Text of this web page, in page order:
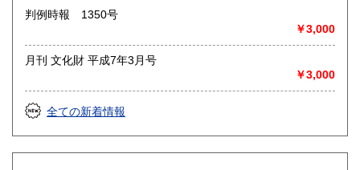
○出張買取は通常、東海圏のみ
※お売り頂ける本の量や質が見込める場合は関東〜近畿エリ
ア要相談
例
【大学の研究室の整理】
【遺品整理で古い紙モノや道具など価値の有無が分からない
ものがある】
【神社仏閣、蔵の整理、中国古典籍など査定にかなりの専門
知識を要する】
判例時報 1350号
￥3,000
月刊 文化財 平成7年3月号
￥3,000
全ての新着情報